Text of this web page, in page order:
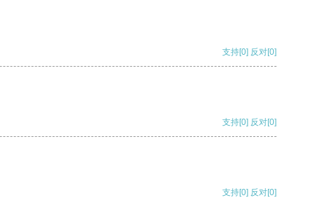
支持[0] 反对[0]
支持[0] 反对[0]
支持[0] 反对[0]